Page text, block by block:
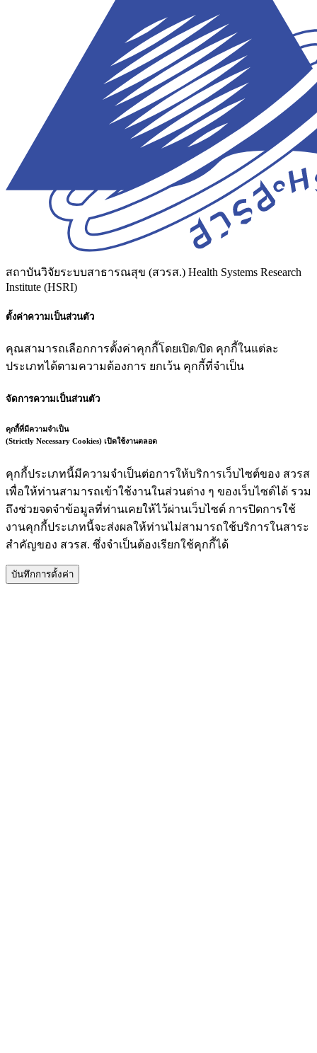
สถาบันวิจัยระบบสาธารณสุข (สวรส.) Health Systems Research
Institute (HSRI)
ตั้งค่าความเป็นส่วนตัว
คุณสามารถเลือกการตั้งค่าคุกกี้โดยเปิด/ปิด คุกกี้ในแต่ละ
ประเภทได้ตามความต้องการ ยกเว้น คุกกี้ที่จำเป็น
จัดการความเป็นส่วนตัว
คุกกี้ที่มีความจำเป็น
(Strictly Necessary Cookies) เปิดใช้งานตลอด
คุกกี้ประเภทนี้มีความจำเป็นต่อการให้บริการเว็บไซต์ของ สวรส
เพื่อให้ท่านสามารถเข้าใช้งานในส่วนต่าง ๆ ของเว็บไซต์ได้ รวม
ถึงช่วยจดจำข้อมูลที่ท่านเคยให้ไว้ผ่านเว็บไซต์ การปิดการใช้
งานคุกกี้ประเภทนี้จะส่งผลให้ท่านไม่สามารถใช้บริการในสาระ
สำคัญของ สวรส. ซึ่งจำเป็นต้องเรียกใช้คุกกี้ได้
บันทึกการตั้งค่า